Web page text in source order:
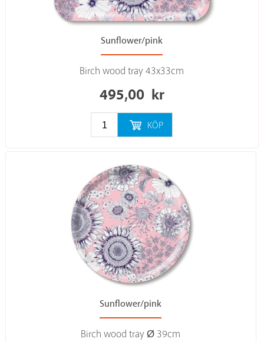
Sunflower/pink
Birch wood tray 43x33cm
495,00 kr
KÖP
Sunflower/pink
Birch wood tray Ø 39cm